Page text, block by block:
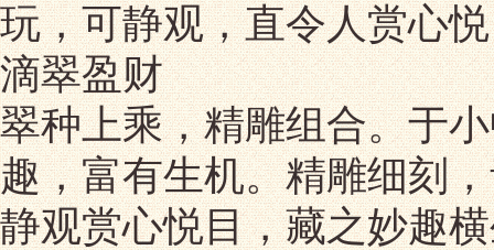
玩，可静观，直令人赏心
滴翠盈财
翠种上乘，精雕组合。于
趣，富有生机。精雕细刻
静观赏心悦目，藏之妙趣